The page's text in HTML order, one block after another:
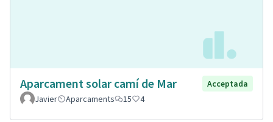
Aparcament solar camí de Mar
Acceptada
Javier
Aparcaments 15 4